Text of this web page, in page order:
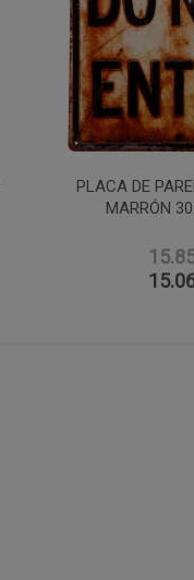
PLACA DE
MARRÓN